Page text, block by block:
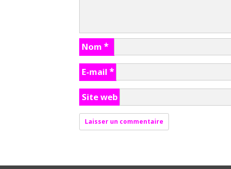
Nom *
E-mail *
Site web